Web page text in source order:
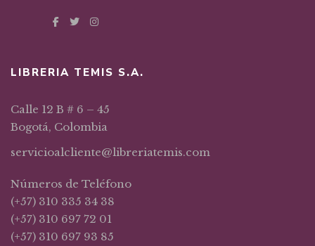
LIBRERIA TEMIS S.A.
Calle 12 B # 6 – 45
Bogotá, Colombia
servicioalcliente@libreriatemis.com
Números de Teléfono
(+57) 310 335 34 38
(+57) 310 697 72 01
(+57) 310 697 93 85